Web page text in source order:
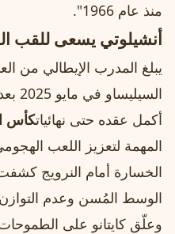
منذ عام 1966".
أنشيلوتي يسعى للقب الـ6 في ظل توقعات
يبلغ المدرب الإيطالي من
السيليساو في مايو 2025 بعد رحيله عن
أكمل عقده حتى نهائياتكأس
المهمة لتعزيز اللعب
الخسارة أمام النرويج
الوسط المُسن وعدم
وعلّق كايتانو على